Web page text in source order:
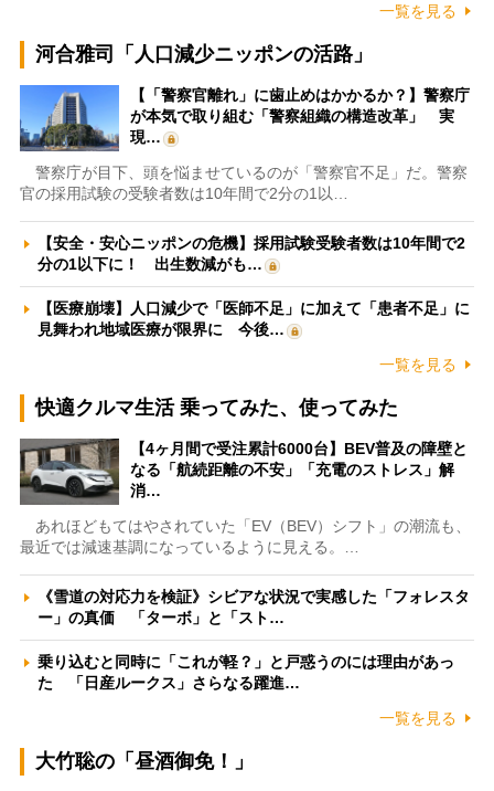
一覧を見る
河合雅司「人口減少ニッポンの活路」
【「警察官離れ」に歯止めはかかるか？】警察庁
が本気で取り組む「警察組織の構造改革」 実
現…
警察庁が目下、頭を悩ませているのが「警察官不足」だ。警察
官の採用試験の受験者数は10年間で2分の1以…
【安全・安心ニッポンの危機】採用試験受験者数は10年間で2
分の1以下に！ 出生数減がも…
【医療崩壊】人口減少で「医師不足」に加えて「患者不足」に
見舞われ地域医療が限界に 今後…
一覧を見る
快適クルマ生活 乗ってみた、使ってみた
【4ヶ月間で受注累計6000台】BEV普及の障壁と
なる「航続距離の不安」「充電のストレス」解
消…
あれほどもてはやされていた「EV（BEV）シフト」の潮流も、
最近では減速基調になっているように見える。…
《雪道の対応力を検証》シビアな状況で実感した「フォレスタ
ー」の真価 「ターボ」と「スト…
乗り込むと同時に「これが軽？」と戸惑うのには理由があっ
た 「日産ルークス」さらなる躍進…
一覧を見る
大竹聡の「昼酒御免！」